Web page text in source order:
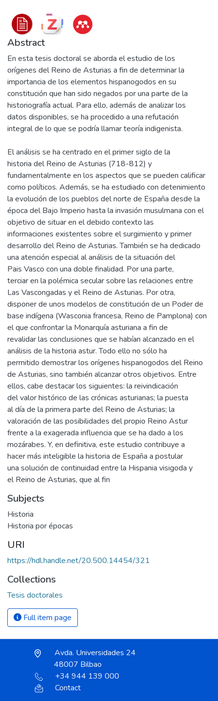
Abstract
En esta tesis doctoral se aborda el estudio de los
orígenes del Reino de Asturias a fin de determinar la
importancia de los elementos hispanogodos en su
constitución que han sido negados por una parte de la
historiografía actual. Para ello, además de analizar los
datos disponibles, se ha procedido a una refutación
integral de lo que se podría llamar teoría indigenista.
El análisis se ha centrado en el primer siglo de la
historia del Reino de Asturias (718-812) y
fundamentalmente en los aspectos que se pueden calificar
como políticos. Además, se ha estudiado con detenimiento
la evolución de los pueblos del norte de España desde la
época del Bajo Imperio hasta la invasión musulmana con el
objetivo de situar en el debido contexto las
informaciones existentes sobre el surgimiento y primer
desarrollo del Reino de Asturias. También se ha dedicado
una atención especial al análisis de la situación del
Pais Vasco con una doble finalidad. Por una parte,
terciar en la polémica secular sobre las relaciones entre
Las Vascongadas y el Reino de Asturias. Por otra,
disponer de unos modelos de constitución de un Poder de
base indígena (Wasconia francesa, Reino de Pamplona) con
el que confrontar la Monarquía asturiana a fin de
revalidar las conclusiones que se habían alcanzado en el
análisis de la historia astur. Todo ello no sólo ha
permitido demostrar los orígenes hispanogodos del Reino
de Asturias, sino también alcanzar otros objetivos. Entre
ellos, cabe destacar los siguientes: la reivindicación
del valor histórico de las crónicas asturianas; la puesta
al día de la primera parte del Reino de Asturias; la
valoración de las posibilidades del propio Reino Astur
frente a la exagerada influencia que se ha dado a los
mozárabes. Y, en definitiva, este estudio contribuye a
hacer más inteligible la historia de España a postular
una solución de continuidad entre la Hispania visigoda y
el Reino de Asturias, que al fin
Subjects
Historia
Historia por épocas
URI
https://hdl.handle.net/20.500.14454/321
Collections
Tesis doctorales
Full item page
Avda. Universidades 24
48007 Bilbao
+34 944 139 000
Contact